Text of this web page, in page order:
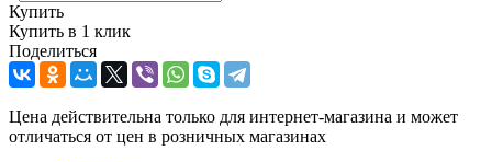
Купить
Купить в 1 клик
Поделиться
Цена действительна только для интернет-магазина и может
отличаться от цен в розничных магазинах